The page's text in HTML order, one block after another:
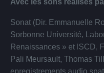
Sonat (Dir. Emmanuelle
Sorbonne Université,
Renaissances » et ISCD,
Pali Meursault, Thomas